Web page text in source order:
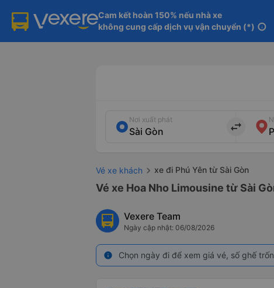
Cam kết hoàn 150% nếu nhà xe
không cung cấp dịch vụ vận chuyển (*) info
Nơi xuất phát
import_export
Vé xe khách xe đi Phú Yên từ Sài Gòn
Vé xe Hoa Nho Limousine từ Sài
Vexere Team
Ngày cập nhật: 06/08/2026
info Chọn ngày đi để xem giá vé, số ghế